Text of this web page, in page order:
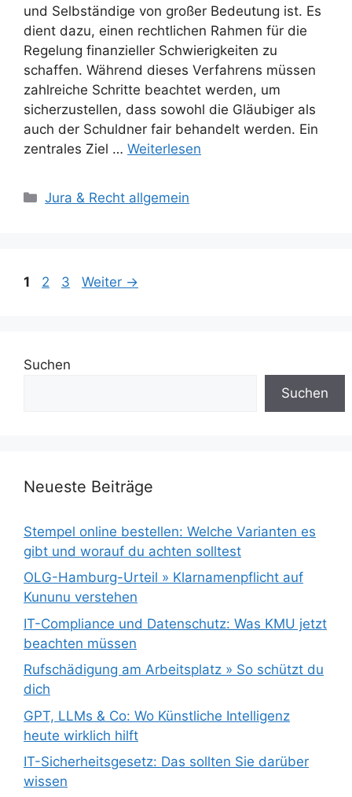
und Selbständige von großer Bedeutung ist. Es
dient dazu, einen rechtlichen Rahmen für die
Regelung finanzieller Schwierigkeiten zu
schaffen. Während dieses Verfahrens müssen
zahlreiche Schritte beachtet werden, um
sicherzustellen, dass sowohl die Gläubiger als
auch der Schuldner fair behandelt werden. Ein
zentrales Ziel … Weiterlesen
Kategorien
Jura & Recht allgemein
Seite
1 Seite
2 Seite
3 Weiter →
Suchen
Suchen
Neueste Beiträge
Stempel online bestellen: Welche Varianten es
gibt und worauf du achten solltest
OLG-Hamburg-Urteil » Klarnamenpflicht auf
Kununu verstehen
IT-Compliance und Datenschutz: Was KMU jetzt
beachten müssen
Rufschädigung am Arbeitsplatz » So schützt du
dich
GPT, LLMs & Co: Wo Künstliche Intelligenz
heute wirklich hilft
IT-Sicherheitsgesetz: Das sollten Sie darüber
wissen